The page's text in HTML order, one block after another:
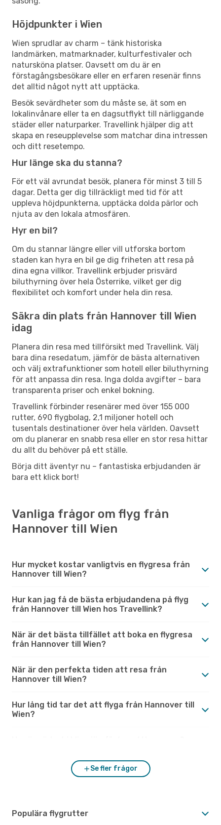
Höjdpunkter i Wien
Wien sprudlar av charm – tänk historiska
landmärken, matmarknader, kulturfestivaler och
natursköna platser. Oavsett om du är en
förstagångsbesökare eller en erfaren resenär finns
det alltid något nytt att upptäcka.
Besök sevärdheter som du måste se, ät som en
lokalinvånare eller ta en dagsutflykt till närliggande
städer eller naturparker. Travellink hjälper dig att
skapa en reseupplevelse som matchar dina intressen
och ditt resetempo.
Hur länge ska du stanna?
För ett väl avrundat besök, planera för minst 3 till 5
dagar. Detta ger dig tillräckligt med tid för att
uppleva höjdpunkterna, upptäcka dolda pärlor och
njuta av den lokala atmosfären.
Hyr en bil?
Om du stannar längre eller vill utforska bortom
staden kan hyra en bil ge dig friheten att resa på
dina egna villkor. Travellink erbjuder prisvärd
biluthyrning över hela Österrike, vilket ger dig
flexibilitet och komfort under hela din resa.
Säkra din plats från Hannover till Wien
idag
Planera din resa med tillförsikt med Travellink. Välj
bara dina resedatum, jämför de bästa alternativen
och välj extrafunktioner som hotell eller biluthyrning
för att anpassa din resa. Inga dolda avgifter – bara
transparenta priser och enkel bokning.
Travellink förbinder resenärer med över 155 000
rutter, 690 flygbolag, 2,1 miljoner hotell och
tusentals destinationer över hela världen. Oavsett
om du planerar en snabb resa eller en stor resa hittar
du allt du behöver på ett ställe.
Börja ditt äventyr nu – fantastiska erbjudanden är
bara ett klick bort!
Vanliga frågor om flyg från
Hannover till Wien
Hur mycket kostar vanligtvis en flygresa från
Hannover till Wien?
Hur kan jag få de bästa erbjudandena på flyg
från Hannover till Wien hos Travellink?
När är det bästa tillfället att boka en flygresa
från Hannover till Wien?
När är den perfekta tiden att resa från
Hannover till Wien?
Hur lång tid tar det att flyga från Hannover till
Wien?
Se fler frågor
Populära flygrutter